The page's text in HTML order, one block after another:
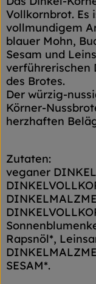
Vollkornbrot.
vollmundigem
blauer Mohn,
Sesam und
verführerischen
des Brotes.
Der würzig-
Körner-
herzhaften
Zutaten:
veganer
Rapsnöl*,
SESAM*.